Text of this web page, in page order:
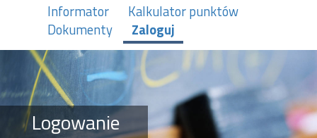
Informator
Kalkulator punktów
Dokumenty
Zaloguj
Logowanie